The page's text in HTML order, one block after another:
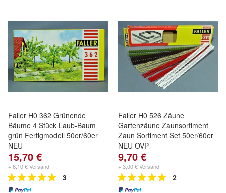
Faller H0 362 Grünende
Bäume 4 Stück Laub-Baum
grün Fertigmodell 50er/60er
NEU
15,70 €
+ 6,10 € Versand
3
Faller H0 526 Zäune
Gartenzäune Zaunsortiment
Zaun Sortiment Set 50er/60er
NEU OVP
9,70 €
+ 3,00 € Versand
2